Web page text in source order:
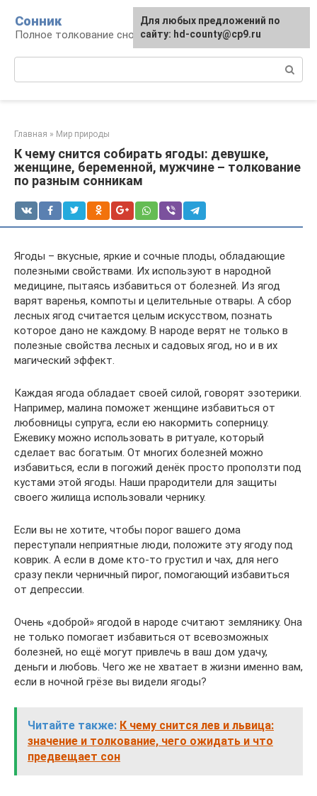
контенту
Сонник
Полное толкование снов
Главная » Мир природы
К чему снится собирать ягоды: девушке,
женщине, беременной, мужчине – толкование
по разным сонникам
Ягоды – вкусные, яркие и сочные плоды, обладающие
полезными свойствами. Их используют в народной
медицине, пытаясь избавиться от болезней. Из ягод
варят варенья, компоты и целительные отвары. А сбор
лесных ягод считается целым искусством, познать
которое дано не каждому. В народе верят не только в
полезные свойства лесных и садовых ягод, но и в их
магический эффект.
Каждая ягода обладает своей силой, говорят эзотерики.
Например, малина поможет женщине избавиться от
любовницы супруга, если ею накормить соперницу.
Ежевику можно использовать в ритуале, который
сделает вас богатым. От многих болезней можно
избавиться, если в погожий денёк просто проползти под
кустами этой ягоды. Наши прародители для защиты
своего жилища использовали чернику.
Если вы не хотите, чтобы порог вашего дома
переступали неприятные люди, положите эту ягоду под
коврик. А если в доме кто-то грустил и чах, для него
сразу пекли черничный пирог, помогающий избавиться
от депрессии.
Очень «доброй» ягодой в народе считают землянику. Она
не только помогает избавиться от всевозможных
болезней, но ещё могут привлечь в ваш дом удачу,
деньги и любовь. Чего же не хватает в жизни именно вам,
если в ночной грёзе вы видели ягоды?
Читайте также: К чему снится лев и львица:
значение и толкование, чего ожидать и что
предвещает сон
Для любых предложений по
сайту: hd-county@cp9.ru